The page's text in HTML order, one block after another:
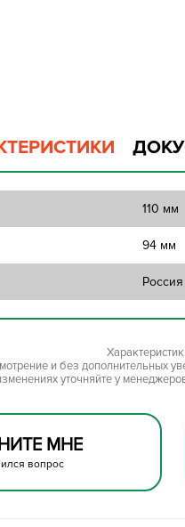
110 мм
94 мм
Россия
и без дополнительных
уточняйте у
МНЕ
вопрос